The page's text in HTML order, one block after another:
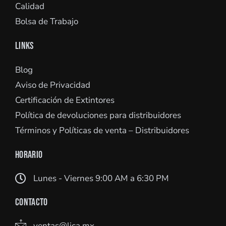
Calidad
Bolsa de Trabajo
LINKS
Blog
Aviso de Privacidad
Certificación de Extintores
Política de devoluciones para distribuidores
Términos y Políticas de venta – Distribuidores
HORARIO
Lunes - Viernes 9:00 AM a 6:30 PM
CONTACTO